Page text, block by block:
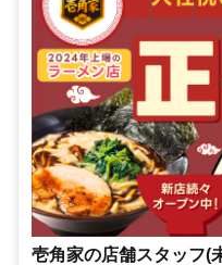
壱角家の店舗スタッフ(